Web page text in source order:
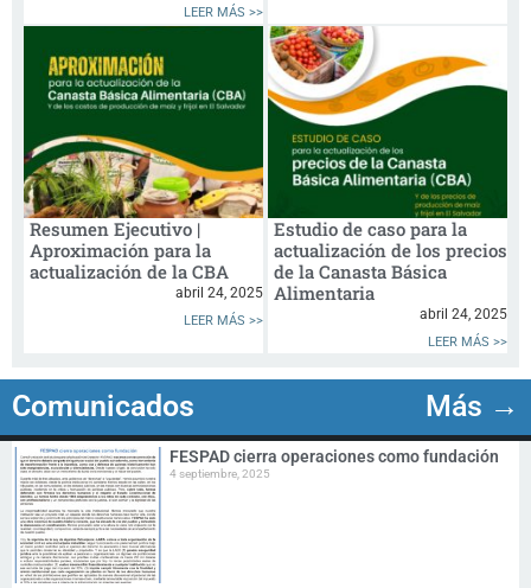
LEER MÁS >>
Resumen Ejecutivo |
Aproximación para la
actualización de la CBA
abril 24, 2025
LEER MÁS >>
Estudio de caso para la
actualización de los precios
de la Canasta Básica
Alimentaria
abril 24, 2025
LEER MÁS >>
Comunicados Más →
FESPAD cierra operaciones como fundación
4 septiembre, 2025